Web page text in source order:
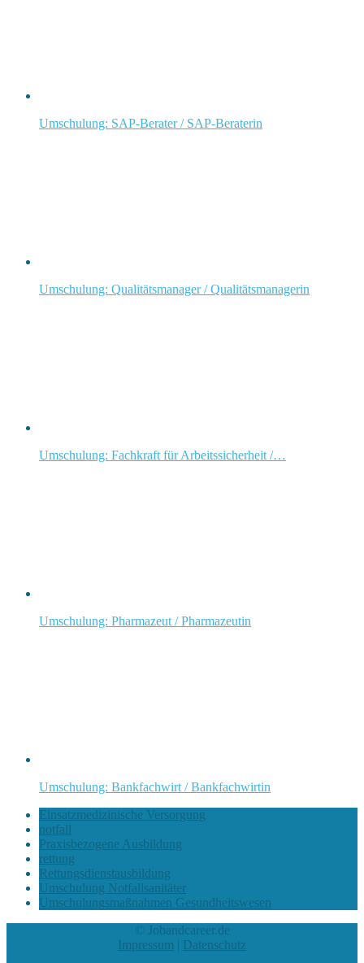
Umschulung: SAP-Berater / SAP-Beraterin
Umschulung: Qualitätsmanager / Qualitätsmanagerin
Umschulung: Fachkraft für Arbeitssicherheit /…
Umschulung: Pharmazeut / Pharmazeutin
Umschulung: Bankfachwirt / Bankfachwirtin
Einsatzmedizinische Versorgung
notfall
Praxisbezogene Ausbildung
rettung
Rettungsdienstausbildung
Umschulung Notfallsanitäter
Umschulungsmaßnahmen Gesundheitswesen
© Jobandcareer.de
Impressum | Datenschutz